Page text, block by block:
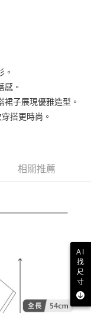
方式。 讓您購物簡單
。
結，可透過四大超商／
成。
需要取消訂單，請聯絡
，需透過AFTEE先享
顯示為準，若有關於
繫「AFTEE先享後付
support/home
。
感。
子展現優雅造型。
搭更時尚。
相關推薦
AI
找
尺
寸